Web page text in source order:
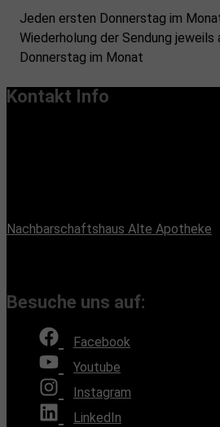
Jeden ersten Donnerstag im
Wiederholung der Sendung jeweils
Donnerstag im Monat
Kontakt Info
Nachbarschaftshaus Alte Apotheke
Besuche uns auf:
Facebook
Youtube
Instagram
LinkedIn